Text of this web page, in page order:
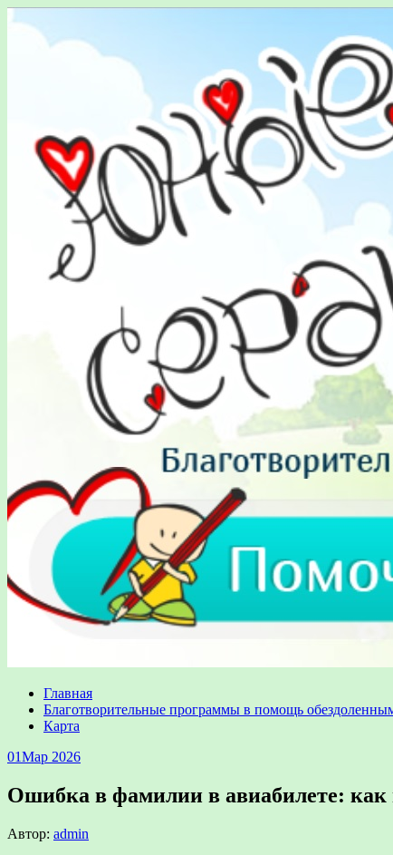
Главная
Благотворительные программы в помощь
Карта
01Мар 2026
Ошибка в фамилии в авиабилете: как
Автор: admin